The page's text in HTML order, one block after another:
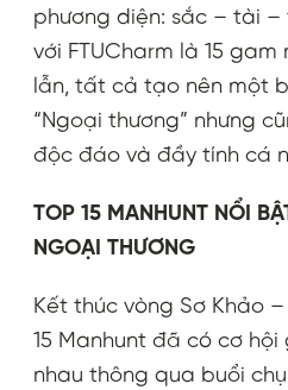
phương diện: sắc – tài –
với FTUCharm là 15
lẫn, tất cả tạo nên một
“Ngoại thương” nhưng
độc đáo và đầy tính cá
TOP 15 MANHUNT NỔI
NGOẠI THƯƠNG
Kết thúc vòng Sơ Khảo –
15 Manhunt đã có cơ
nhau thông qua buổi